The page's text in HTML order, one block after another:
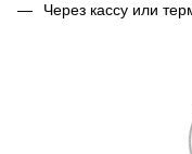
Через кассу или